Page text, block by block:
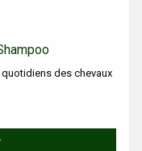
des chevaux